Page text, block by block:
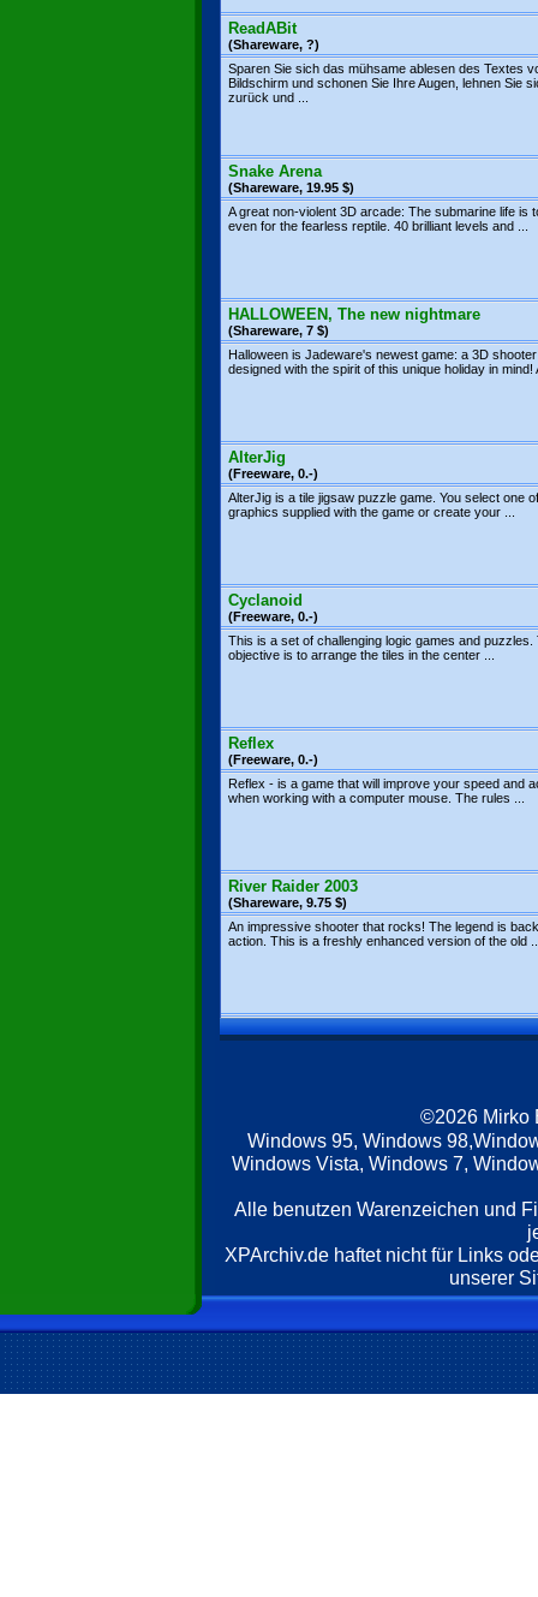
ReadABit
(Shareware, ?)
Sparen Sie sich das mühsame ablesen des Textes
Bildschirm und schonen Sie Ihre Augen, lehnen Sie
zurück und ...
Snake Arena
(Shareware, 19.95 $)
A great non-violent 3D arcade: The submarine life is
even for the fearless reptile. 40 brilliant levels and ...
HALLOWEEN, The new nightmare
(Shareware, 7 $)
Halloween is Jadeware's newest game: a 3D shooter
designed with the spirit of this unique holiday in mind!
AlterJig
(Freeware, 0.-)
AlterJig is a tile jigsaw puzzle game. You select one
graphics supplied with the game or create your ...
Cyclanoid
(Freeware, 0.-)
This is a set of challenging logic games and puzzles.
objective is to arrange the tiles in the center ...
Reflex
(Freeware, 0.-)
Reflex - is a game that will improve your speed and
when working with a computer mouse. The rules ...
River Raider 2003
(Shareware, 9.75 $)
An impressive shooter that rocks! The legend is
action. This is a freshly enhanced version of the old
©2026 Mirko
Windows 95, Windows
Windows Vista, Windows 7,
Alle benutzen Warenzeichen und
XPArchiv.de haftet nicht für Links
unserer